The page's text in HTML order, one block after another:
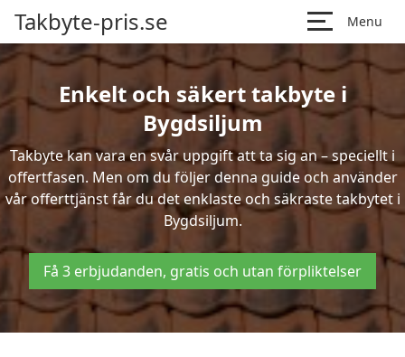
Takbyte-pris.se Menu
Enkelt och säkert takbyte i
Bygdsiljum
Takbyte kan vara en svår uppgift att ta sig an – speciellt i
offertfasen. Men om du följer denna guide och använder
vår offerttjänst får du det enklaste och säkraste takbytet i
Bygdsiljum.
Få 3 erbjudanden, gratis och utan förpliktelser